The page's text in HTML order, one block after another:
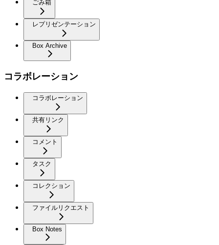
ごみ箱
レプリゼンテーション
Box Archive
コラボレーション
コラボレーション
共有リンク
コメント
タスク
コレクション
ファイルリクエスト
Box Notes